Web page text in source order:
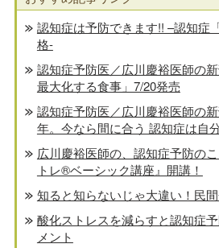
認知症は予防できます!! –認知症
格-
認知症予防医／広川慶裕医師の
最大化する食事」7/20発売
認知症予防医／広川慶裕医師の
年。今なら間に合う 認知症は自
広川慶裕医師の、認知症予防の
トレ®️ベーシック講座』開講！
知ると知らないじゃ大違い！民
酸化ストレスを減らすと認知症
メント